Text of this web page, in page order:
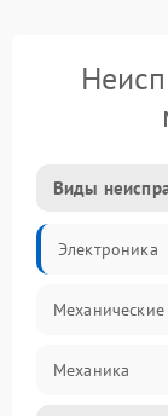
Виды
Электроника
Механика